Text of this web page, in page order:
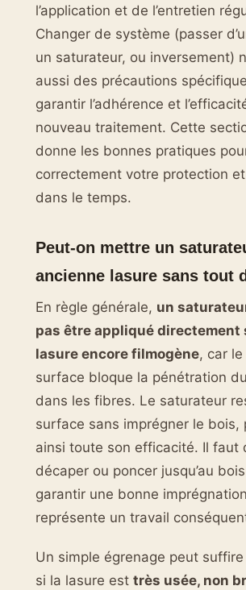
l’application et de l’entretien
Changer de système (passer
un saturateur, ou inversement)
aussi des précautions
garantir l’adhérence et
nouveau traitement. Cette
donne les bonnes pratiques
correctement votre protection
dans le temps.
Peut-on mettre un
ancienne lasure sans tout
En règle générale, un
pas être appliqué directement
lasure encore filmogène, car
surface bloque la pénétration
dans les fibres. Le saturateur
surface sans imprégner le bois,
ainsi toute son efficacité. Il faut
décaper ou poncer jusqu’au
garantir une bonne
représente un travail
Un simple égrenage peut
si la lasure est très usée, non